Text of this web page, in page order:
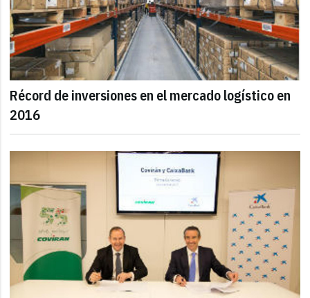
Récord de inversiones en el mercado logístico en
2016